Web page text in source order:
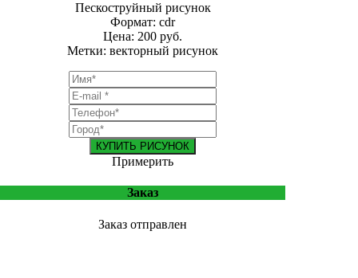
Пескоструйный рисунок
Формат: cdr
Цена: 200 руб.
Метки: векторный рисунок
КУПИТЬ РИСУНОК
Примерить
Заказ
Заказ отправлен